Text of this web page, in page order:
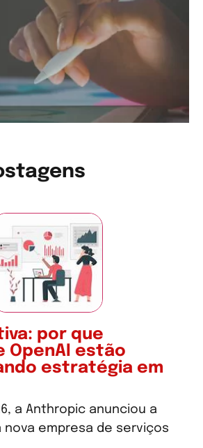
por que
OpenAI estão
estratégia em
a Anthropic anunciou a
nova empresa de serviços